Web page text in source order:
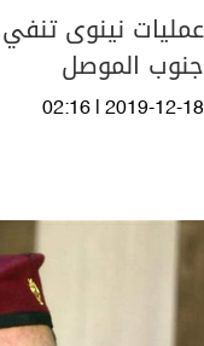
عمليات نينوى
جنوب الموصل
02:16 | 2019-12-18